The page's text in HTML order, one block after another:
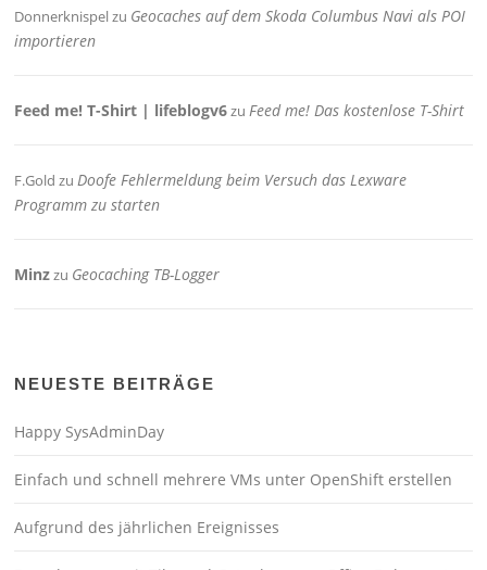
Donnerknispelzu Geocaches auf dem Skoda Columbus Navi als POI
importieren
Feed me! T-Shirt | lifeblogv6zu Feed me! Das kostenlose T-Shirt
F.Gold zu Doofe Fehlermeldung beim Versuch das Lexware
Programm zu starten
Minzzu Geocaching TB-Logger
NEUESTE BEITRÄGE
Happy SysAdminDay
Einfach und schnell mehrere VMs unter OpenShift erstellen
Aufgrund des jährlichen Ereignisses